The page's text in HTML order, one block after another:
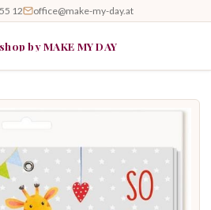
12 office@make-my-day.at
by MAKE MY DAY